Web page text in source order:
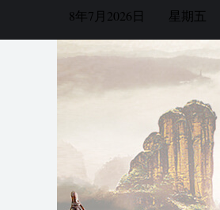
8年7月2026日 星期五